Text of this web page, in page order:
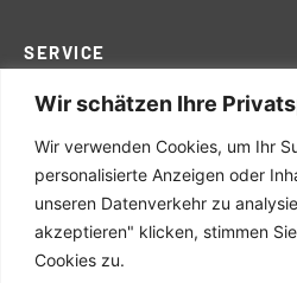
Wir schätzen Ihre
Wir verwenden Cookies, um Ihr
personalisierte Anzeigen oder
unseren Datenverkehr zu
akzeptieren" klicken, stimmen
Cookies zu.
SERVICE
Downloads
Digitales
Prüfungen
Schul- und Hausordnung
Terminkalender
Schulwegeplan